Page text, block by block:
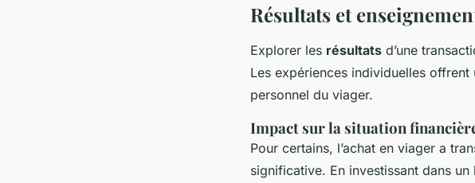
Résultats et
Explorer les résultats d’une
Les expériences individuelles
personnel du viager.
Impact sur la situation
Pour certains, l’achat en viager a
significative. En investissant dans